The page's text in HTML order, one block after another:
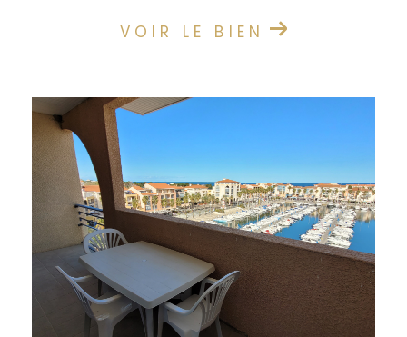
VOIR LE BIEN